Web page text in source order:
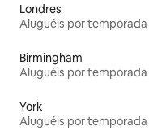
Londres
Aluguéis por temporada
Birmingham
Aluguéis por temporada
York
Aluguéis por temporada